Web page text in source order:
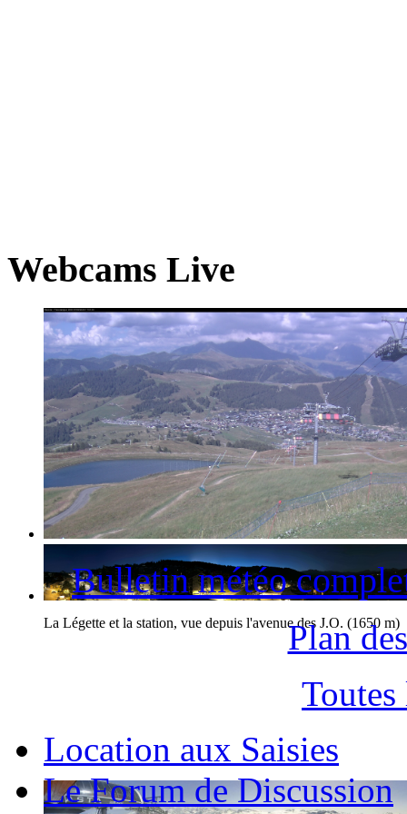
Webcams Live
La station des Saisies et le Mont-Blanc
La Légette et la station, vue depuis l'avenue des J.O. (1650 m)
Bulletin météo
Plan
Toutes
Location aux Saisies
Le Forum de Discussion